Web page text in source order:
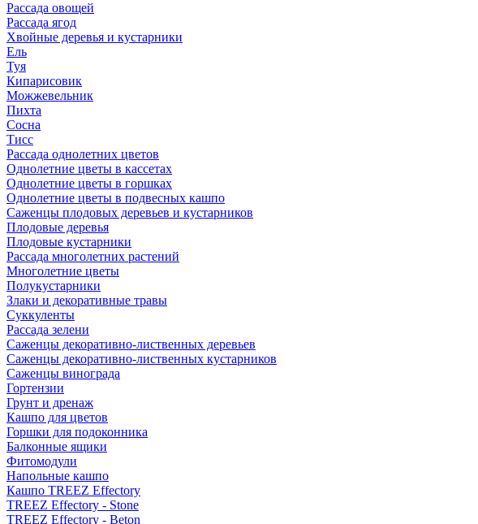
Рассада овощей
Рассада ягод
Хвойные деревья и кустарники
Ель
Туя
Кипарисовик
Можжевельник
Пихта
Сосна
Тисc
Рассада однолетних цветов
Однолетние цветы в кассетах
Однолетние цветы в горшках
Однолетние цветы в подвесных кашпо
Саженцы плодовых деревьев и кустарников
Плодовые деревья
Плодовые кустарники
Рассада многолетних растений
Многолетние цветы
Полукустарники
Злаки и декоративные травы
Суккуленты
Рассада зелени
Саженцы декоративно-лиственных деревьев
Саженцы декоративно-лиственных кустарников
Саженцы винограда
Гортензии
Грунт и дренаж
Кашпо для цветов
Горшки для подоконника
Балконные ящики
Фитомодули
Напольные кашпо
Кашпо TREEZ Effectory
TREEZ Effectory - Stone
TREEZ Effectory - Beton